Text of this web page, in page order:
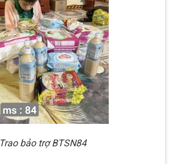
Trao bảo trợ BTSN84